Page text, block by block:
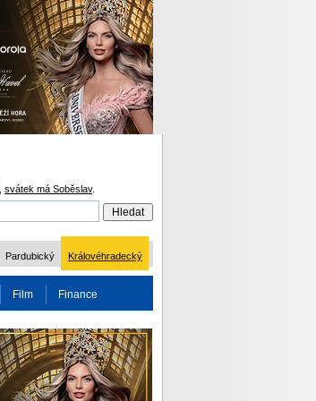
svátek má Soběslav.
Pardubický Královéhradecký
Film Finance
ODM 2016